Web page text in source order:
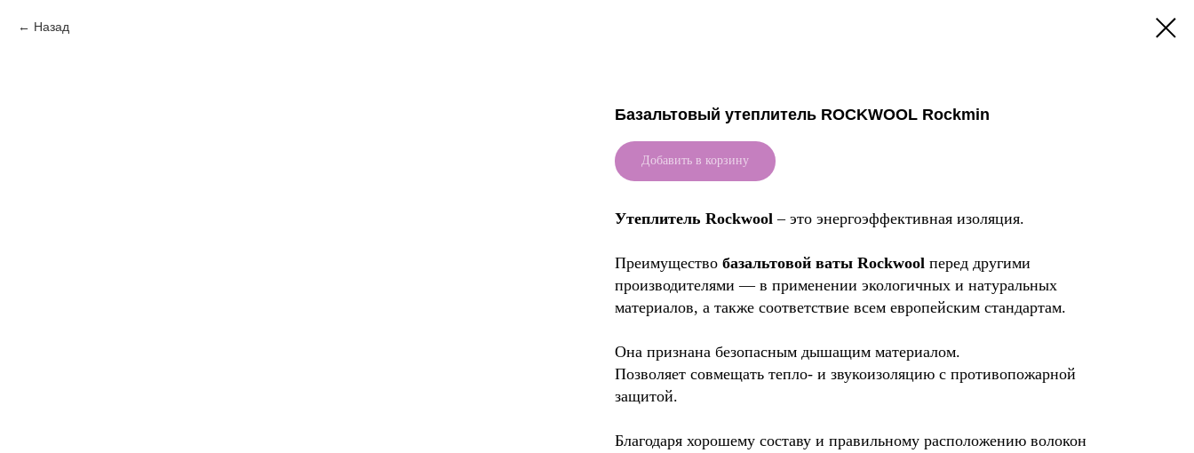
Назад
Базальтовый утеплитель ROCKWOOL Rockmin
Добавить в корзину
Утеплитель Rockwool– это энергоэффективная изоляция.
Преимущество базальтовой ваты Rockwool перед другими
производителями — в применении экологичных и натуральных
материалов, а также соответствие всем европейским стандартам.
Она признана безопасным дышащим материалом.
Позволяет совмещать тепло- и звукоизоляцию с противопожарной
защитой.
Благодаря хорошему составу и правильному расположению волокон